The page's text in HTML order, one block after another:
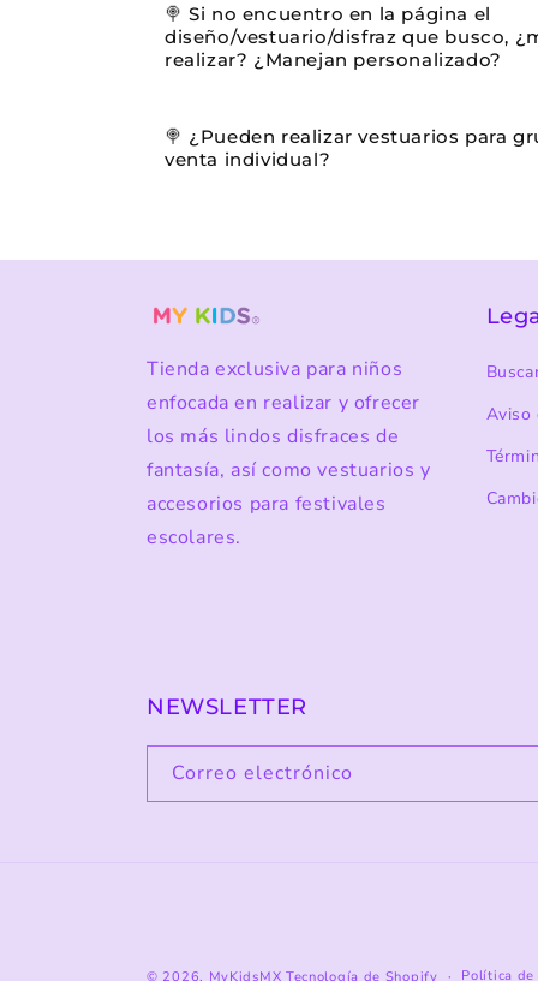
🍭 Si no encuentro en la página el
diseño/vestuario/disfraz que busco,
realizar? ¿Manejan personalizado?
🍭 ¿Pueden realizar vestuarios para
venta individual?
Tienda exclusiva para niños
enfocada en realizar y ofrecer
los más lindos disfraces de
fantasía, así como vestuarios y
accesorios para festivales
escolares.
Aviso
NEWSLETTER
Correo electrónico
© 2026, MyKidsMX Tecnología de Shopify Política de